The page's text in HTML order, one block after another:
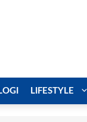
LIFESTYLE